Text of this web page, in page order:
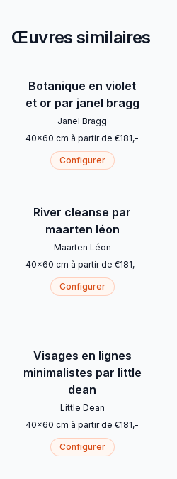
Œuvres similaires
Botanique en violet
et or par janel bragg
Janel Bragg
40x60 cm à partir de €181,-
Configurer
River cleanse par
maarten léon
Maarten Léon
40x60 cm à partir de €181,-
Configurer
Visages en lignes
minimalistes par little
dean
Little Dean
40x60 cm à partir de €181,-
Configurer